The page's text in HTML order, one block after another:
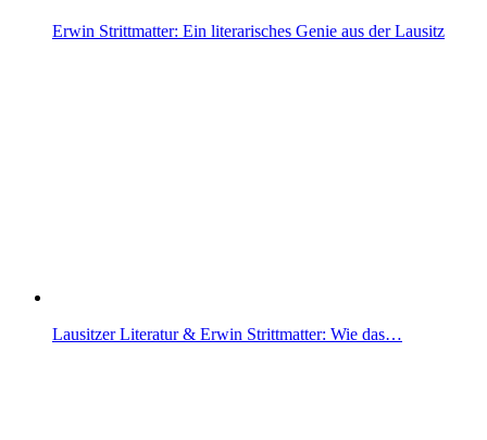
Erwin Strittmatter: Ein literarisches Genie aus der Lausitz
Lausitzer Literatur & Erwin Strittmatter: Wie das…